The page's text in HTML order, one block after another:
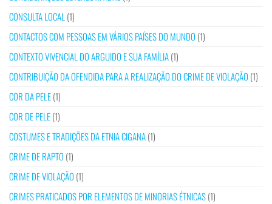
CONSULTA LOCAL (1)
CONTACTOS COM PESSOAS EM VÁRIOS PAÍSES DO MUNDO (1)
CONTEXTO VIVENCIAL DO ARGUIDO E SUA FAMÍLIA(1)
CONTRIBUIÇÃO DA OFENDIDA PARA A REALIZAÇÃO DO CRIME DE VIOLAÇÃO (1)
COR DA PELE(1)
COR DE PELE(1)
COSTUMES E TRADIÇÕES DA ETNIA CIGANA(1)
CRIME DE RAPTO (1)
CRIME DE VIOLAÇÃO (1)
CRIMES PRATICADOS POR ELEMENTOS DE MINORIAS ÉTNICAS(1)